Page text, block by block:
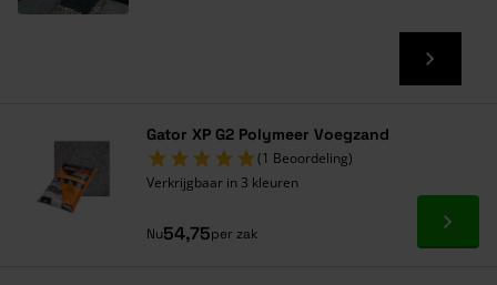
Gator XP G2 Polymeer Voegzand
(1 Beoordeling)
Verkrijgbaar in 3 kleuren
Nu54,75per zak Ga